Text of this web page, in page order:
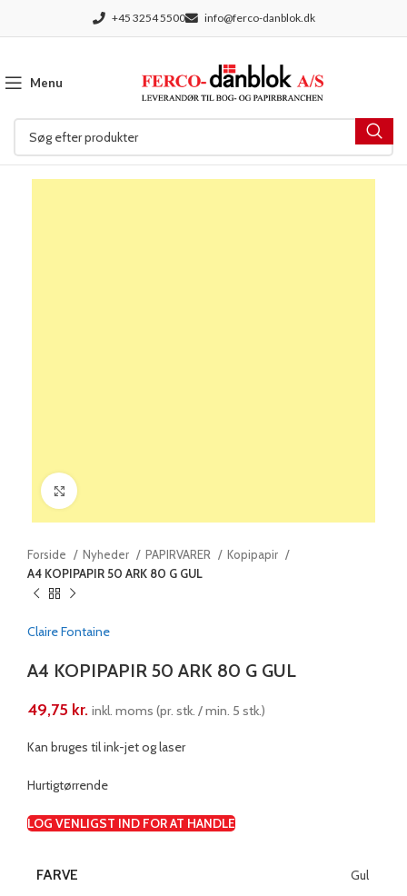
+45 3254 5500 info@ferco-danblok.dk
Menu
Forside Nyheder PAPIRVARER
Kopipapir
A4 KOPIPAPIR 50 ARK 80 G GUL
Claire Fontaine
A4 KOPIPAPIR 50 ARK 80 G GUL
49,75 kr. inkl. moms (pr. stk. / min. 5 stk.)
Kan bruges til ink-jet og laser
Hurtigtørrende
LOG VENLIGST IND FOR AT HANDLE
FARVE Gul